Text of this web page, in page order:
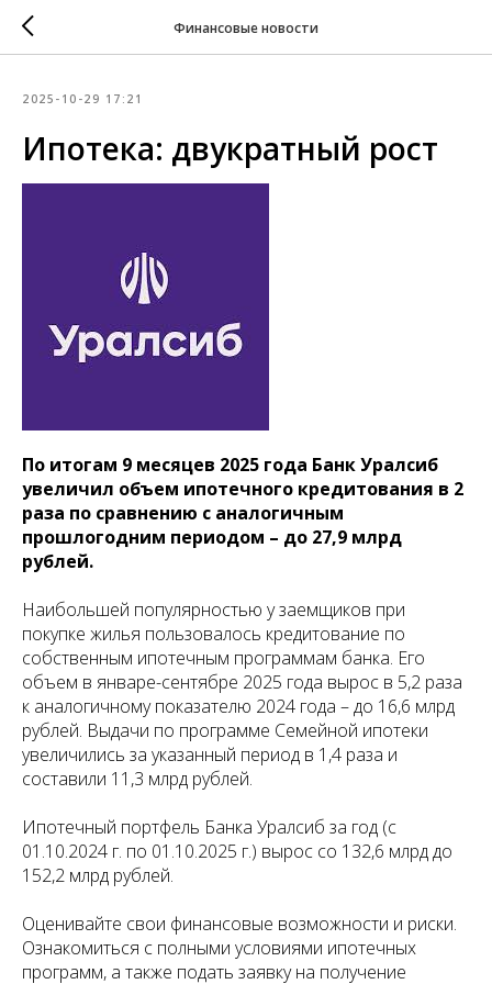
Финансовые новости
2025-10-29 17:21
Ипотека: двукратный рост
По итогам 9 месяцев 2025 года Банк Уралсиб
увеличил объем ипотечного кредитования в 2
раза по сравнению с аналогичным
прошлогодним периодом – до 27,9 млрд
рублей.
Наибольшей популярностью у заемщиков при
покупке жилья пользовалось кредитование по
собственным ипотечным программам банка. Его
объем в январе-сентябре 2025 года вырос в 5,2 раза
к аналогичному показателю 2024 года – до 16,6 млрд
рублей. Выдачи по программе Семейной ипотеки
увеличились за указанный период в 1,4 раза и
составили 11,3 млрд рублей.
Ипотечный портфель Банка Уралсиб за год (с
01.10.2024 г. по 01.10.2025 г.) вырос со 132,6 млрд до
152,2 млрд рублей.
Оценивайте свои финансовые возможности и риски.
Ознакомиться с полными условиями ипотечных
программ, а также подать заявку на получение